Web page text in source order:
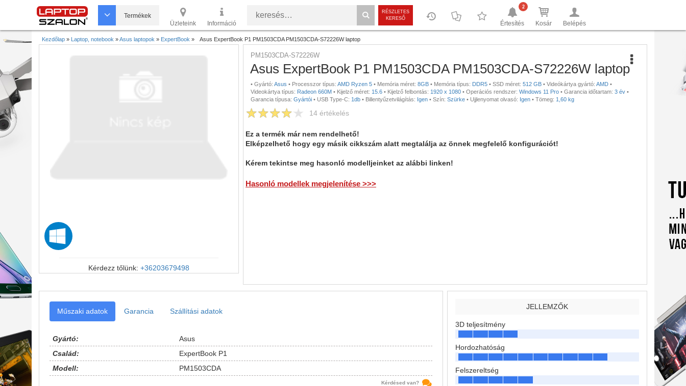
Termékek
Üzleteink
Információ
RÉSZLETES
KERESŐ
Értesítés
2
Kosár Belépés
Kezdőlap » Laptop, notebook »Asus laptopok » ExpertBook » Asus ExpertBook P1 PM1503CDA PM1503CDA-S72226W laptop
Kérdezz tőlünk: +36203679498
PM1503CDA-S72226W
Asus ExpertBook P1 PM1503CDA PM1503CDA-S72226W laptop
• Gyártó: Asus • Processzor típus: AMD Ryzen 5 • Memória méret: 8GB • Memória típus: DDR5 • SSD méret: 512 GB • Videókártya gyártó: AMD •
Videokártya típus: Radeon 660M • Kijelző méret: 15.6 • Kijelző felbontás: 1920 x 1080 • Operációs rendszer: Windows 11 Pro • Garancia időtartam: 3 év •
Garancia típusa: Gyártói • USB Type-C: 1db • Billentyűzetvilágítás: Igen • Szín: Szürke • Ujjlenyomat olvasó: Igen • Tömeg: 1,60 kg
14értékelés
Ez a termék már nem rendelhető!
Elképzelhető hogy egy másik cikkszám alatt megtalálja az önnek megfelelő konfigurációt!
Kérem tekintse meg hasonló modelljeinket az alábbi linken!
Hasonló modellek megjelenítése >>>
Műszaki adatok Garancia Szállítási adatok
Gyártó:
Asus
Család:
ExpertBook P1
Modell:
PM1503CDA
Kérdésed van?
JELLEMZŐK
3D teljesítmény
Hordozhatóság
Felszereltség